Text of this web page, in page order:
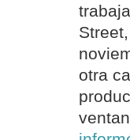
otra